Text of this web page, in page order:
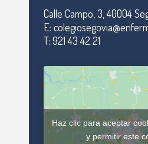
Calle Campo, 3, 40004
E:
T: 921 43 42 21
Haz clic para aceptar
y permitir este